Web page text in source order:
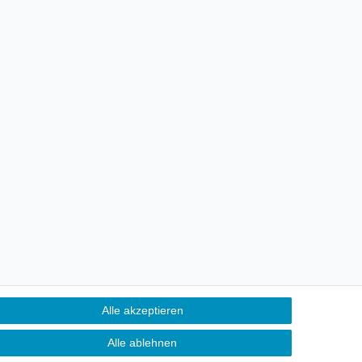
Alle akzeptieren
Alle ablehnen